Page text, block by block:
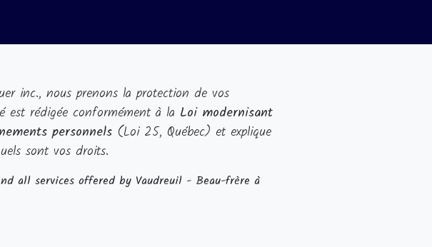
inc., nous prenons la protection de vos
est rédigée conformément à la Loi modernisant
personnels (Loi 25, Québec) et explique
sont vos droits.
all services offered by Vaudreuil - Beau-frère à